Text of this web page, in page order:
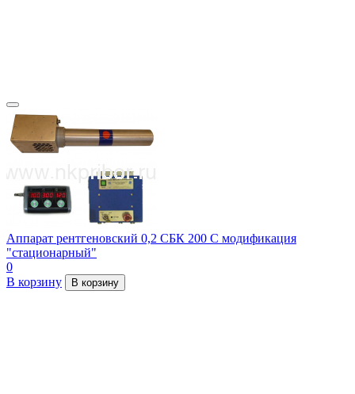
Аппарат рентгеновский 0,2 СБК 200 С модификация
"стационарный"
0
В корзину
В корзину